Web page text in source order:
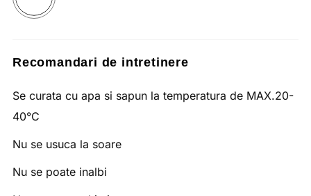
Recomandari de intretinere
Se curata cu apa si sapun la temperatura de MAX.20-
40°C
Nu se usuca la soare
Nu se poate inalbi